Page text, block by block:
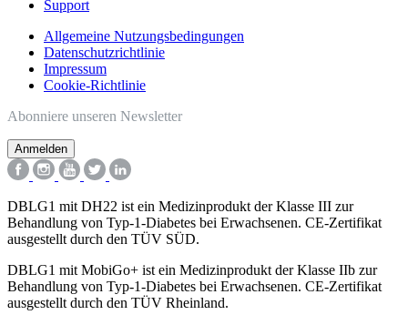
Support
Allgemeine Nutzungsbedingungen
Datenschutzrichtlinie
Impressum
Cookie-Richtlinie
Abonniere unseren Newsletter
DBLG1 mit DH22 ist ein Medizinprodukt der Klasse III zur
Behandlung von Typ-1-Diabetes bei Erwachsenen. CE-Zertifikat
ausgestellt durch den TÜV SÜD.
DBLG1 mit MobiGo+ ist ein Medizinprodukt der Klasse IIb zur
Behandlung von Typ-1-Diabetes bei Erwachsenen. CE-Zertifikat
ausgestellt durch den TÜV Rheinland.